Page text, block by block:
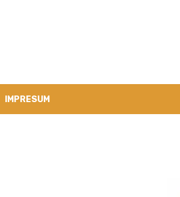
IMPRESUM